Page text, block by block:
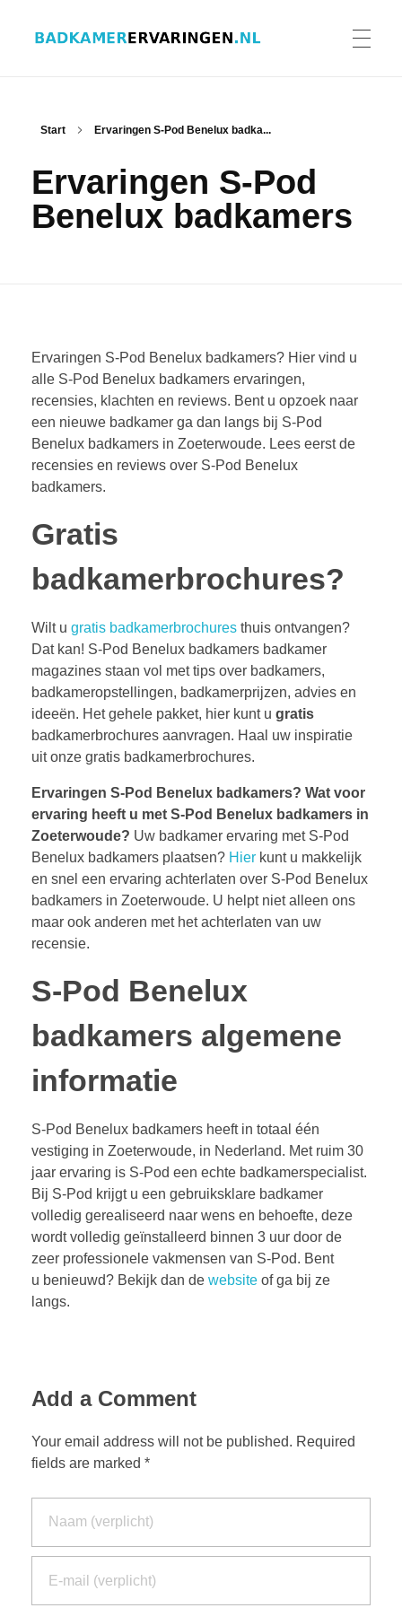
ERVARINGEN BADKAMERS
CONTACT
Start Ervaringen S-Pod Benelux badka...
Ervaringen S-Pod
Benelux badkamers
Ervaringen S-Pod Benelux badkamers? Hier vind u
alle S-Pod Benelux badkamers ervaringen,
recensies, klachten en reviews. Bent u opzoek naar
een nieuwe badkamer ga dan langs bij S-Pod
Benelux badkamers in Zoeterwoude. Lees eerst de
recensies en reviews over S-Pod Benelux
badkamers.
Gratis
badkamerbrochures?
Wilt u gratis badkamerbrochures thuis ontvangen?
Dat kan! S-Pod Benelux badkamers badkamer
magazines staan vol met tips over badkamers,
badkameropstellingen, badkamerprijzen, advies en
ideeën. Het gehele pakket, hier kunt u gratis
badkamerbrochures aanvragen. Haal uw inspiratie
uit onze gratis badkamerbrochures.
Ervaringen S-Pod Benelux badkamers? Wat voor
ervaring heeft u met S-Pod Benelux badkamers in
Zoeterwoude? Uw badkamer ervaring met S-Pod
Benelux badkamers plaatsen? Hier kunt u makkelijk
en snel een ervaring achterlaten over S-Pod Benelux
badkamers in Zoeterwoude. U helpt niet alleen ons
maar ook anderen met het achterlaten van uw
recensie.
S-Pod Benelux
badkamers algemene
informatie
S-Pod Benelux badkamers heeft in totaal één
vestiging in Zoeterwoude, in Nederland. Met ruim 30
jaar ervaring is S-Pod een echte badkamerspecialist.
Bij S-Pod krijgt u een gebruiksklare badkamer
volledig gerealiseerd naar wens en behoefte, deze
wordt volledig geïnstalleerd binnen 3 uur door de
zeer professionele vakmensen van S-Pod. Bent
u benieuwd? Bekijk dan de website of ga bij ze
langs.
Add a Comment
Your email address will not be published. Required
fields are marked *